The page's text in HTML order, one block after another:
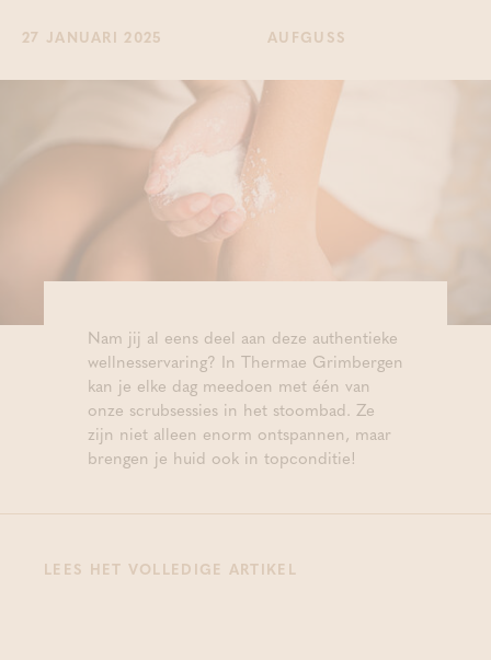
27 JANUARI 2025 AUFGUSS
Nam jij al eens deel aan deze authentieke
wellnesservaring? In Thermae Grimbergen
kan je elke dag meedoen met één van
onze scrubsessies in het stoombad. Ze
zijn niet alleen enorm ontspannen, maar
brengen je huid ook in topconditie!
LEES HET VOLLEDIGE ARTIKEL